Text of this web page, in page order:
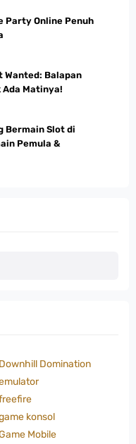
Party Online Penuh
Wanted: Balapan
Ada Matinya!
Bermain Slot di
Pemula &
Downhill Domination
konsol
Mobile